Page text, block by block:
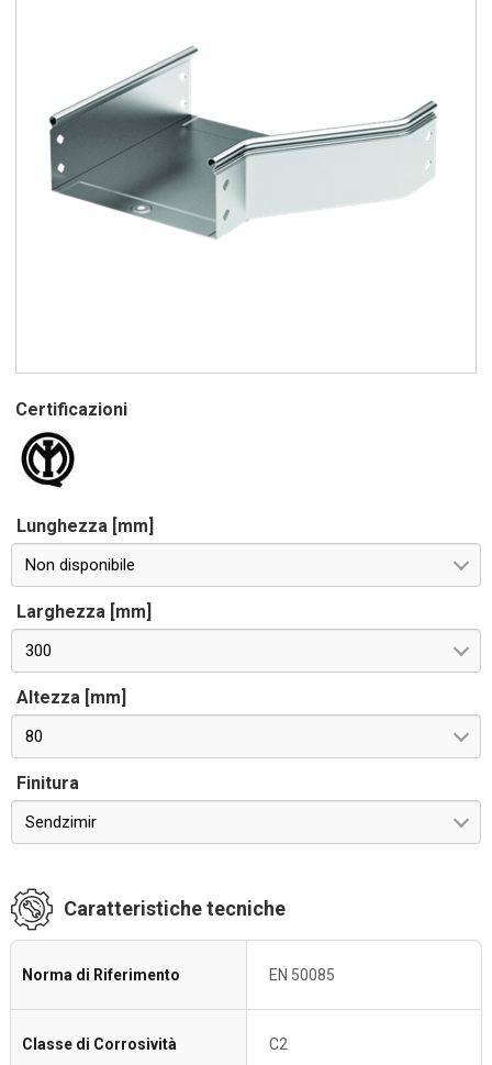
Certificazioni
Lunghezza [mm]
Non disponibile
Larghezza [mm]
300
Altezza [mm]
80
Finitura
Sendzimir
Caratteristiche tecniche
Norma di Riferimento EN 50085
Classe di Corrosività C2